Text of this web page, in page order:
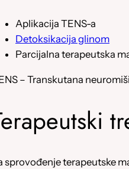
Aplikacija TENS-a
Detoksikacija glinom
Parcijalna terapeutska
– Transkutana
sprovođenje terapeutske